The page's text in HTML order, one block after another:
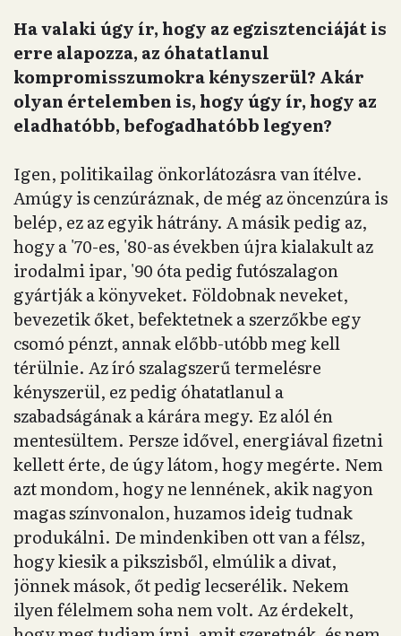
Ha valaki úgy ír, hogy az egzisztenciáját is
erre alapozza, az óhatatlanul
kompromisszumokra kényszerül? Akár
olyan értelemben is, hogy úgy ír, hogy az
eladhatóbb, befogadhatóbb legyen?
Igen, politikailag önkorlátozásra van ítélve.
Amúgy is cenzúráznak, de még az öncenzúra is
belép, ez az egyik hátrány. A másik pedig az,
hogy a '70-es, '80-as években újra kialakult az
irodalmi ipar, '90 óta pedig futószalagon
gyártják a könyveket. Földobnak neveket,
bevezetik őket, befektetnek a szerzőkbe egy
csomó pénzt, annak előbb-utóbb meg kell
térülnie. Az író szalagszerű termelésre
kényszerül, ez pedig óhatatlanul a
szabadságának a kárára megy. Ez alól én
mentesültem. Persze idővel, energiával fizetni
kellett érte, de úgy látom, hogy megérte. Nem
azt mondom, hogy ne lennének, akik nagyon
magas színvonalon, huzamos ideig tudnak
produkálni. De mindenkiben ott van a félsz,
hogy kiesik a pikszisből, elmúlik a divat,
jönnek mások, őt pedig lecserélik. Nekem
ilyen félelmem soha nem volt. Az érdekelt,